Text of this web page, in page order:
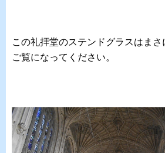
この礼拝堂のステンドグラスはま
ご覧になってください。